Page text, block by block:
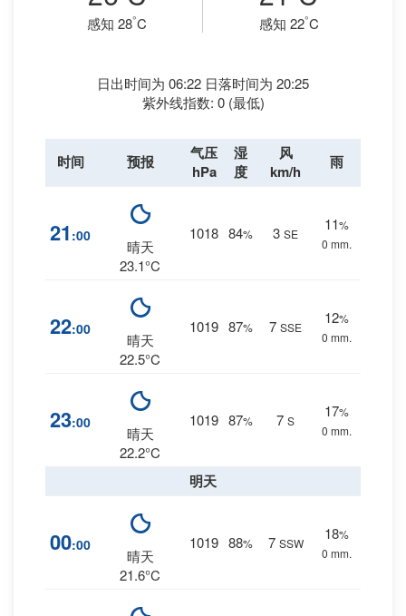
感知 28°C 感知 22°C
日出时间为 06:22 日落时间为 20:25
紫外线指数: 0 (最低)
时间 预报
气压
hPa
湿
度
风
km/h
雨
21 :00
晴天
23.1°C
1018 84% 3 SE
11%
0 mm.
22:00
晴天
22.5°C
1019 87% 7 SSE
12%
0 mm.
23:00
晴天
22.2°C
1019 87% 7 S
17%
0 mm.
明天
00:00
晴天
21.6°C
1019 88% 7 SSW
18%
0 mm.